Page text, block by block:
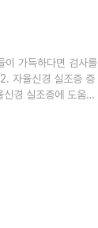
이 가득하다면 검사를
자율신경 실조증 증
경 실조증에 도움이
는 우리 몸의 자동 조